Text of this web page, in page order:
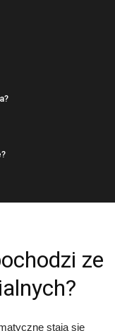
ze
stają się